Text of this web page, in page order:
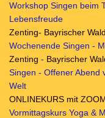
Workshop Singen beim
Lebensfreude
Zenting- Bayrischer
Wochenende Singen -
Zenting - Bayrischer
Singen - Offener Abend
Welt
ONLINEKURS mit
Vormittagskurs Yoga &